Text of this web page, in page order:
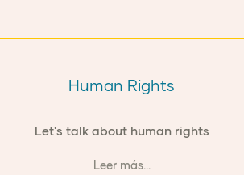
Human Rights
Let's talk about human rights
Leer más...